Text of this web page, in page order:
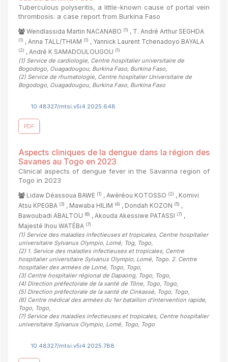
Tuberculous polyseritis, a little-known cause of portal vein
thrombosis: a case report from Burkina Faso
Wendlassida Martin NACANABO (1) , T. André Arthur SEGHDA
(1) , Anna TALL/THIAM (1) , Yannick Laurent Tchenadoyo BAYALA
(2) , André K SAMADOULOUGOU (1)
(1) Service de cardiologie, Centre hospitalier universitaire de
Bogodogo, Ouagadougou, Burkina Faso, Burkina Faso,
(2) Service de rhumatologie, Centre hospitalier Universitaire de
Bogodogo, Ouagadougou, Burkina Faso, Burkina Faso
10.48327/mtsi.v5i4.2025.648
PDF
Aspects cliniques de la dengue dans la région des
Savanes au Togo en 2023
Clinical aspects of dengue fever in the Savanna region of
Togo in 2023
Lidaw Déassoua BAWE (1) , Awèréou KOTOSSO (2) , Komivi
Atsu KPEGBA (3) , Mawaba HILIM (4) , Dondah KOZON (5) ,
Bawoubadi ABALTOU (6) , Akouda Akessiwe PATASSI (7) ,
Majesté Ihou WATÉBA (7)
(1) Service des maladies infectieuses et tropicales, Centre hospitalier
universitaire Sylvanus Olympio, Lomé, Tog, Togo,
(2) 1. Service des maladies infectieuses et tropicales, Centre
hospitalier universitaire Sylvanus Olympio, Lomé, Togo. 2. Centre
hospitalier des armées de Lomé, Togo, Togo,
(3) Centre hospitalier régional de Dapaong, Togo, Togo,
(4) Direction préfectorale de la santé de Tône, Togo, Togo,
(5) Direction préfectorale de la santé de Cinkassé, Togo, Togo,
(6) Centre médical des armées du 1er bataillon d’intervention rapide,
Togo, Togo,
(7) Service des maladies infectieuses et tropicales, Centre hospitalier
universitaire Sylvanus Olympio, Lomé, Togo, Togo
10.48327/mtsi.v5i4.2025.788